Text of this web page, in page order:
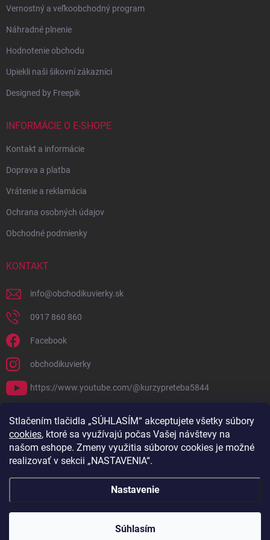
Stlačením tlačidla „SÚHLASÍM“ akceptujete všetky súbory
cookies, ktoré sa využívajú počas Vašej návštevy na
našom eshope. Zmeny využitia súborov cookies je možné
realizovať v sekcii „NASTAVENIA“.
Nastavenie
Súhlasím
Vernostný a veľkoobchodný program
Náhradné plnenie
Hodnotenie obchodu
Upiekli naši šikovní zákazníci
Designed by Freepik
INFORMÁCIE O E-SHOPE
Kontakt a informácie
Doprava a platba
Vrátenie a reklamácia
Ochrana osobných údajov
Obchodné podmienky
KONTAKT
info@obchodikuvierky.sk
0917 860 860
Facebook
obchodikuvierky
https://www.youtube.com/@kurzypreteba5844
PRIJÍMAME ONLINE PLATBY
Vytvoril Shoptet
Copyright 2026Obchodík u Vierky. Všetky práva vyhradené.